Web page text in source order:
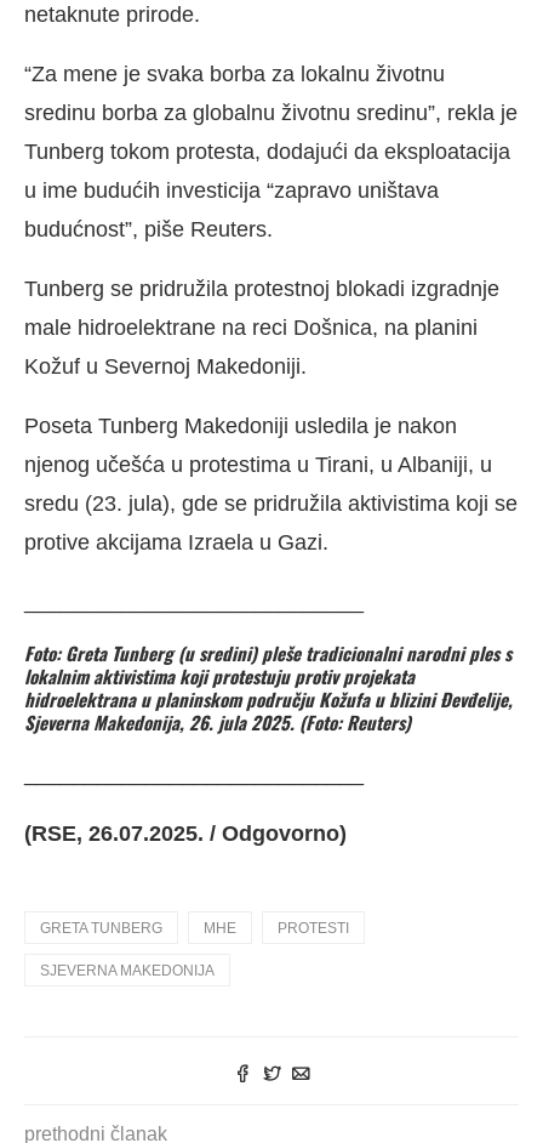
netaknute prirode.
“Za mene je svaka borba za lokalnu životnu
sredinu borba za globalnu životnu sredinu”, rekla je
Tunberg tokom protesta, dodajući da eksploatacija
u ime budućih investicija “zapravo uništava
budućnost”, piše Reuters.
Tunberg se pridružila protestnoj blokadi izgradnje
male hidroelektrane na reci Došnica, na planini
Kožuf u Severnoj Makedoniji.
Poseta Tunberg Makedoniji usledila je nakon
njenog učešća u protestima u Tirani, u Albaniji, u
sredu (23. jula), gde se pridružila aktivistima koji se
protive akcijama Izraela u Gazi.
Foto: Greta Tunberg (u sredini) pleše tradicionalni narodni ples s
lokalnim aktivistima koji protestuju protiv projekata
hidroelektrana u planinskom području Kožufa u blizini Đevđelije,
Sjeverna Makedonija, 26. jula 2025. (Foto: Reuters)
(RSE, 26.07.2025. / Odgovorno)
GRETA TUNBERG MHE PROTESTI
SJEVERNA MAKEDONIJA
prethodni članak